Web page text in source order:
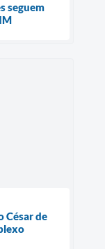
seguem
César de